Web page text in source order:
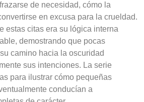
de necesidad, cómo la
en excusa para la crueldad.
estas citas era su lógica interna
demostrando que pocas
camino hacia la oscuridad
sus intenciones. La serie
para ilustrar cómo pequeñas
conducían a